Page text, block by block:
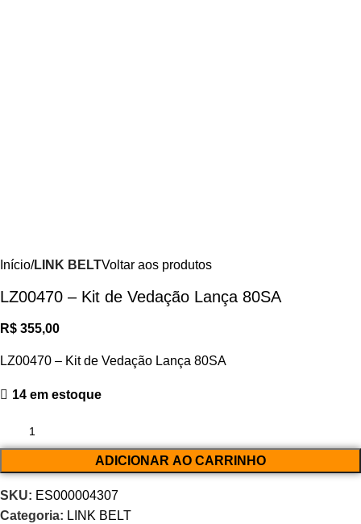
Início LINK BELTVoltar aos produtos
LZ00470 – Kit de Vedação Lança 80SA
R$ 355,00
LZ00470 – Kit de Vedação Lança 80SA
14 em estoque
ADICIONAR AO CARRINHO
SKU: ES000004307
Categoria: LINK BELT